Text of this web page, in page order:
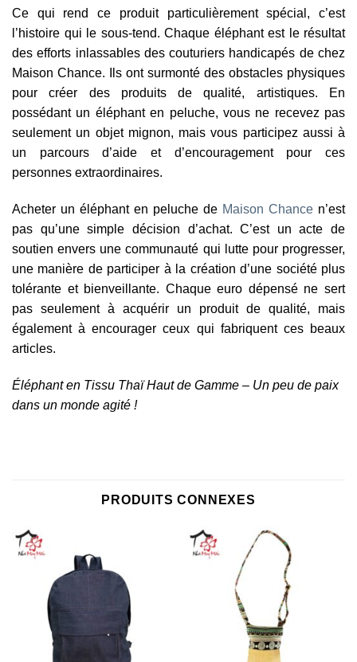
Ce qui rend ce produit particulièrement spécial, c’est
l’histoire qui le sous-tend. Chaque éléphant est le résultat
des efforts inlassables des couturiers handicapés de chez
Maison Chance. Ils ont surmonté des obstacles physiques
pour créer des produits de qualité, artistiques. En
possédant un éléphant en peluche, vous ne recevez pas
seulement un objet mignon, mais vous participez aussi à
un parcours d’aide et d’encouragement pour ces
personnes extraordinaires.
Acheter un éléphant en peluche de Maison Chance n’est
pas qu’une simple décision d’achat. C’est un acte de
soutien envers une communauté qui lutte pour progresser,
une manière de participer à la création d’une société plus
tolérante et bienveillante. Chaque euro dépensé ne sert
pas seulement à acquérir un produit de qualité, mais
également à encourager ceux qui fabriquent ces beaux
articles.
Éléphant en Tissu Thaï Haut de Gamme – Un peu de paix
dans un monde agité !
PRODUITS CONNEXES